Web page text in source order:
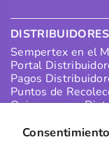
DISTRIBUIDORES
Sempertex en el
Portal
Pagos
Puntos de
Quiero ser un